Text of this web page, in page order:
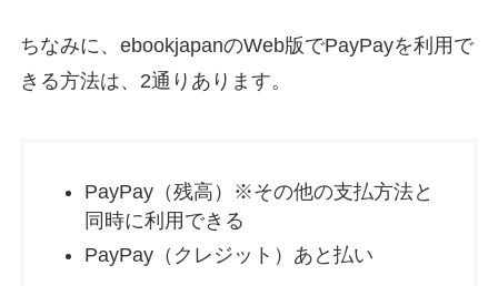
ちなみに、ebookjapanのWeb版でPayPayを利用で
きる方法は、2通りあります。
PayPay（残高）※その他の支払方法と
同時に利用できる
PayPay（クレジット）あと払い